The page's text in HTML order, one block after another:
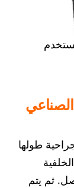
طولها
الخلفية
ثم يتم